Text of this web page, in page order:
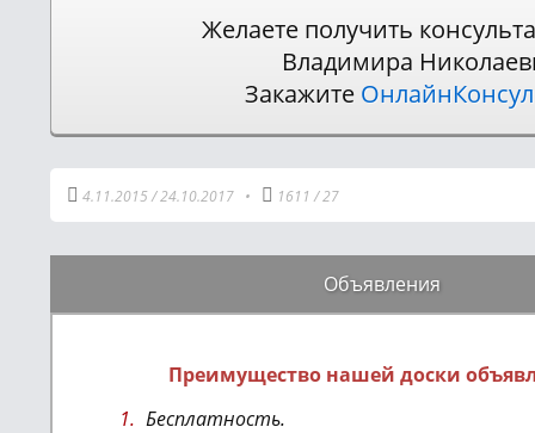
Желаете получить
Владимира
Закажите
4.11.2015 /24.10.2017 • 1611 /27
Объявления
Преимущество нашей доски
Бесплатность.